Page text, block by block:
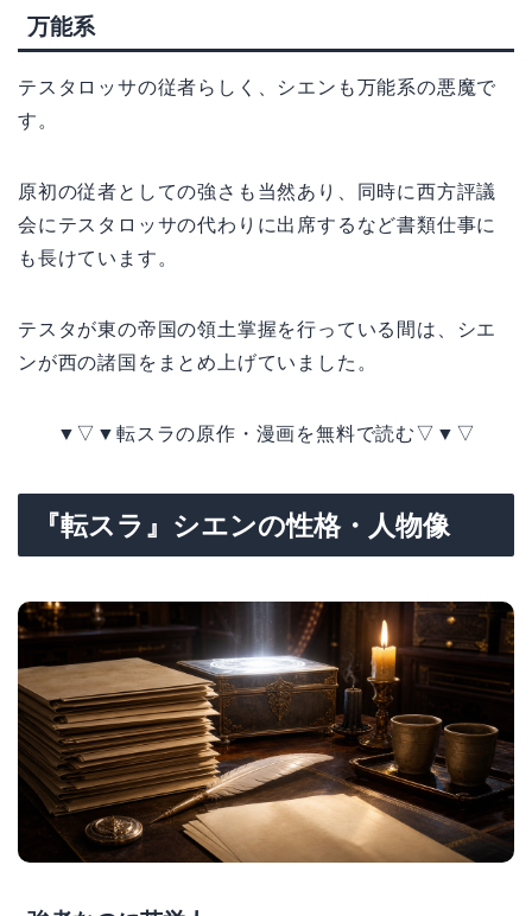
万能系
テスタロッサの従者らしく、シエンも万能系の悪魔で
す。
原初の従者としての強さも当然あり、同時に西方評議
会にテスタロッサの代わりに出席するなど書類仕事に
も長けています。
テスタが東の帝国の領土掌握を行っている間は、シエ
ンが西の諸国をまとめ上げていました。
▼▽▼転スラの原作・漫画を無料で読む▽▼▽
『転スラ』シエンの性格・人物像